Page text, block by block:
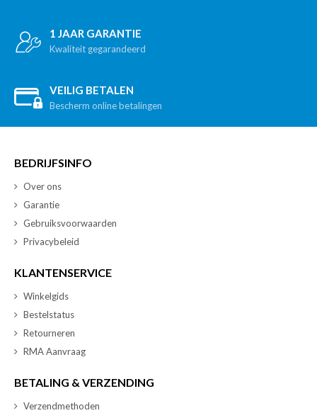
1 JAAR GARANTIE
Kwaliteit gegarandeerd
VEILIG BETALEN
Bescherm online betalingen
BEDRIJFSINFO
Over ons
Garantie
Gebruiksvoorwaarden
Privacybeleid
KLANTENSERVICE
Winkelgids
Bestelstatus
Retourneren
RMA Aanvraag
BETALING & VERZENDING
Verzendmethoden